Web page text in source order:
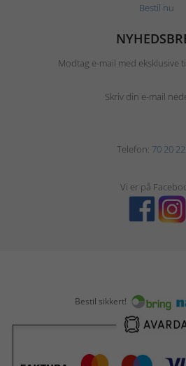
Bestil nu
Modtag e-mail med eksklusive
Skriv din e-mail
Telefon: 70 20
Vi er på
Bestil sikkert!